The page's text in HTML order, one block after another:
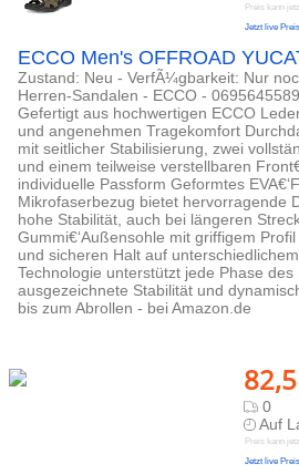
Preis kann
Jetzt live
ECCO Men's OFFROAD
Zustand: Neu - VerfÃ¼gbarkeit: Nur
Herren-Sandalen - ECCO -
Gefertigt aus hochwertigen ECCO
und angenehmen Tragekomfort
mit seitlicher Stabilisierung, zwei
und einem teilweise verstellbaren
individuelle Passform Geformtes
Mikrofaserbezug bietet hervorragende
hohe Stabilität, auch bei längeren
Gummi€‘Außensohle mit griffigem
und sicheren Halt auf
Technologie unterstützt jede Phase
ausgezeichnete Stabilität und
bis zum Abrollen - bei Amazon.de
0
Auf
Preis kann
Jetzt live